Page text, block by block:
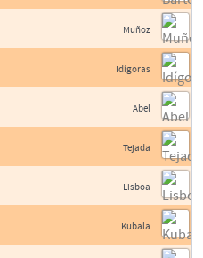
Muñoz
Idígoras
Abel
Tejada
Lisboa
Kubala